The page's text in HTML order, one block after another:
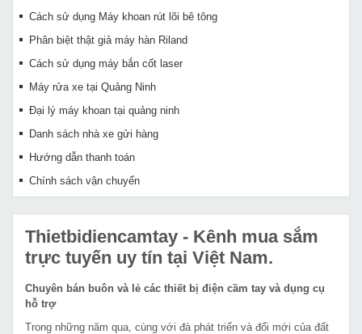
Cách sử dụng Máy khoan rút lõi bê tông
Phân biệt thật giả máy hàn Riland
Cách sử dụng máy bắn cốt laser
Máy rửa xe tại Quảng Ninh
Đại lý máy khoan tại quảng ninh
Danh sách nhà xe gửi hàng
Hướng dẫn thanh toán
Chính sách vận chuyển
Thietbidiencamtay - Kênh mua sắm
trực tuyến uy tín tại Việt Nam.
Chuyên bán buôn và lẻ các thiết bị điện cầm tay và dụng cụ
hỗ trợ
Trong những năm qua, cùng với đà phát triển và đổi mới của đất